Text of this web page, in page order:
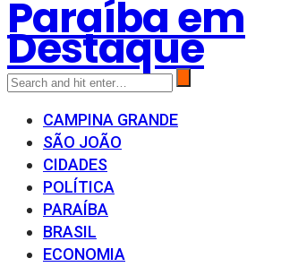
Paraíba em
Destaque
CAMPINA GRANDE
SÃO JOÃO
CIDADES
POLÍTICA
PARAÍBA
BRASIL
ECONOMIA